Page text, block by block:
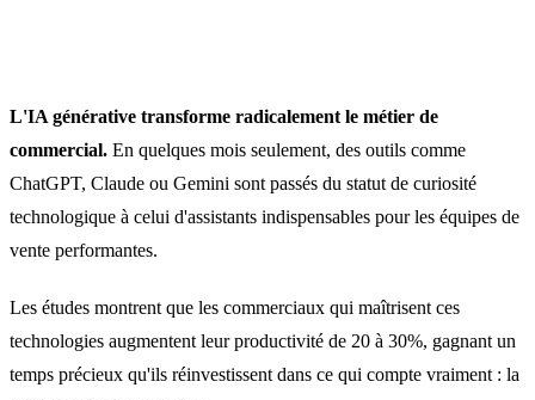
L'IA générative transforme radicalement le métier de
commercial. En quelques mois seulement, des outils comme
ChatGPT, Claude ou Gemini sont passés du statut de curiosité
technologique à celui d'assistants indispensables pour les équipes de
vente performantes.
Les études montrent que les commerciaux qui maîtrisent ces
technologies augmentent leur productivité de 20 à 30%, gagnant un
temps précieux qu'ils réinvestissent dans ce qui compte vraiment : la